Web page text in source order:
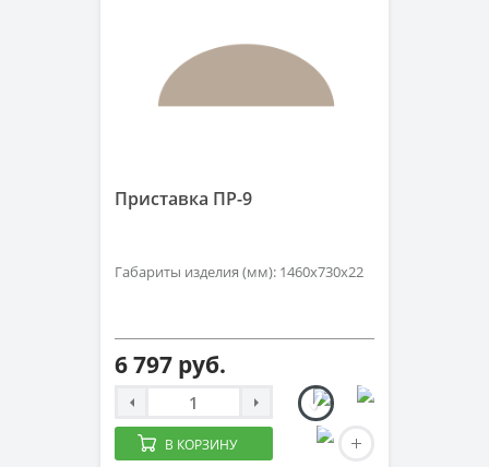
Приставка ПР-9
Габариты изделия (мм): 1460х730х22
6 797 руб.
В КОРЗИНУ